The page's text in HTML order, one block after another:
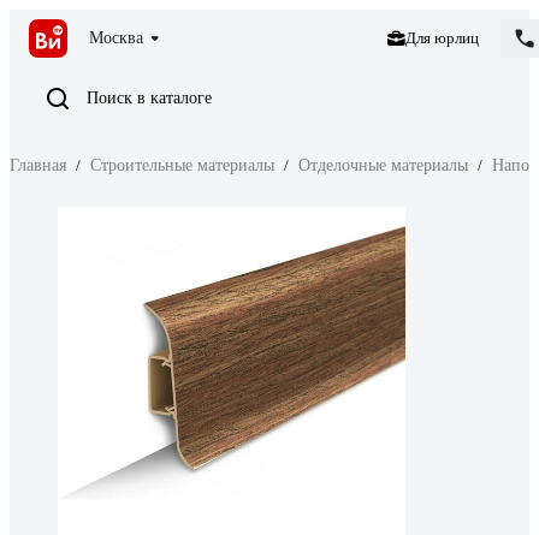
Москва Для юрлиц
Поиск в каталоге
Главная / Строительные материалы / Отделочные материалы /